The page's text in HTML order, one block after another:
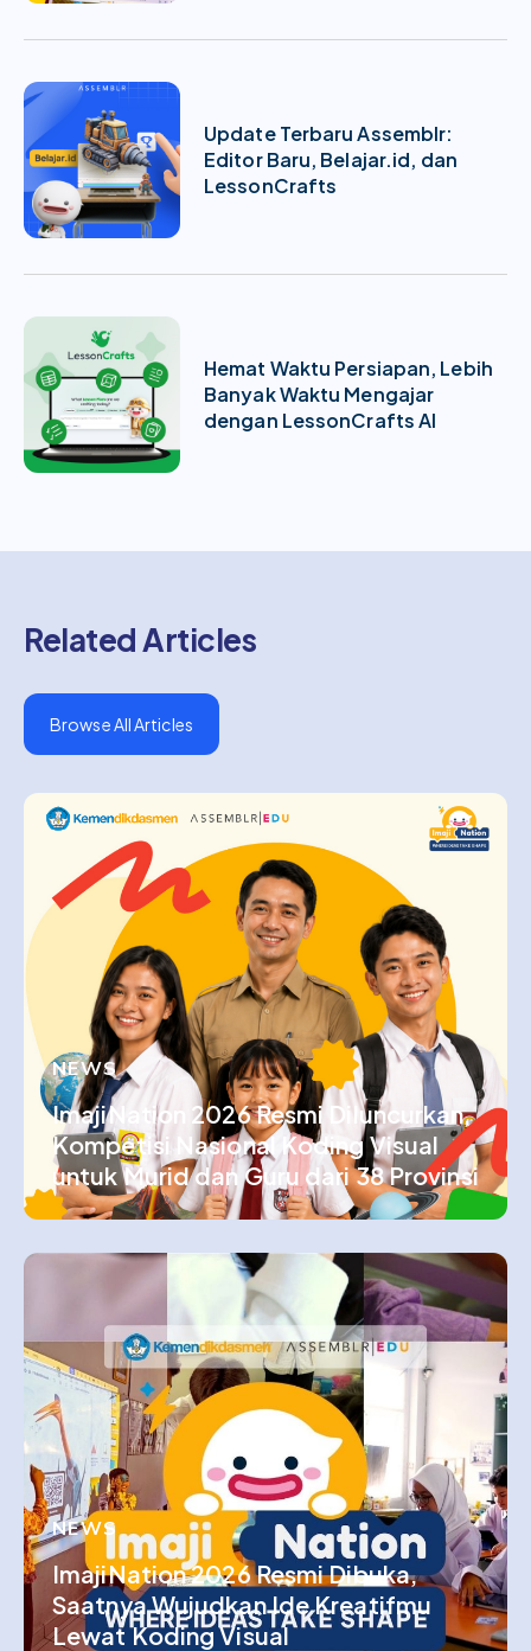
Update Terbaru Assemblr:
Editor Baru, Belajar.id, dan
LessonCrafts
Hemat Waktu Persiapan, Lebih
Banyak Waktu Mengajar
dengan LessonCrafts AI
Related Articles
Browse All Articles
NEWS
ImajiNation 2026 Resmi Diluncurkan,
Kompetisi Nasional Koding Visual
untuk Murid dan Guru dari 38 Provinsi
NEWS
ImajiNation 2026 Resmi Dibuka,
Saatnya Wujudkan Ide Kreatifmu
Lewat Koding Visual